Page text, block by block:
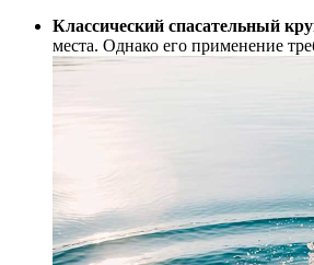
Классический спасательный
места. Однако его применение